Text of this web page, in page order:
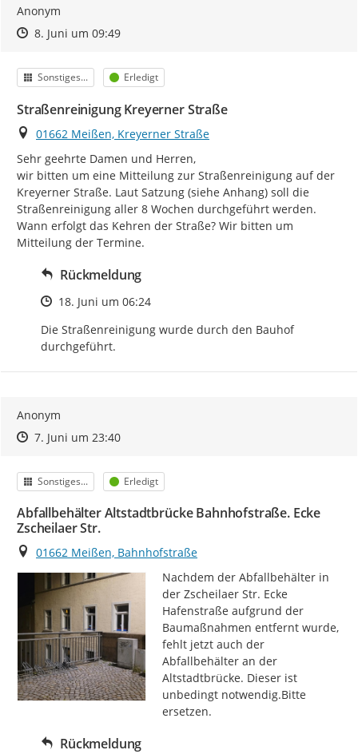
Anonym
Zeitpunkt des Erstellens
Zeitpunkt des Erstellens
8. Juni um 09:49Zur Äußerung
Kategorie
Sonstiges... Status
Erledigt
Straßenreinigung Kreyerner Straße
Ort
01662 Meißen, Kreyerner Straße
Sehr geehrte Damen und Herren,
wir bitten um eine Mitteilung zur Straßenreinigung auf der
Kreyerner Straße. Laut Satzung (siehe Anhang) soll die
Straßenreinigung aller 8 Wochen durchgeführt werden.
Wann erfolgt das Kehren der Straße? Wir bitten um
Mitteilung der Termine.
Rückmeldung
Zeitpunkt des Erstellens
18. Juni um 06:24
Die Straßenreinigung wurde durch den Bauhof
durchgeführt.
Anonym
Zeitpunkt des Erstellens
Zeitpunkt des Erstellens
7. Juni um 23:40Zur Äußerung
Kategorie
Sonstiges... Status
Erledigt
Abfallbehälter Altstadtbrücke Bahnhofstraße. Ecke
Zscheilaer Str.
Ort
01662 Meißen, Bahnhofstraße
Nachdem der Abfallbehälter in
der Zscheilaer Str. Ecke
Hafenstraße aufgrund der
Baumaßnahmen entfernt wurde,
fehlt jetzt auch der
Abfallbehälter an der
Altstadtbrücke. Dieser ist
unbedingt notwendig.Bitte
ersetzen.
Rückmeldung